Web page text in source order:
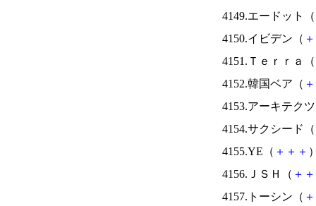
4149.エードット（
4150.イビデン（ ＋
4151.Ｔｅｒｒａ（
4152.韓国ベア（ ＋
4153.アーキテク
4154.サクシード（
4155.YE（ ＋ ＋ ＋
4156.ＪＳＨ（ ＋ ＋
4157.トーシン（ ＋